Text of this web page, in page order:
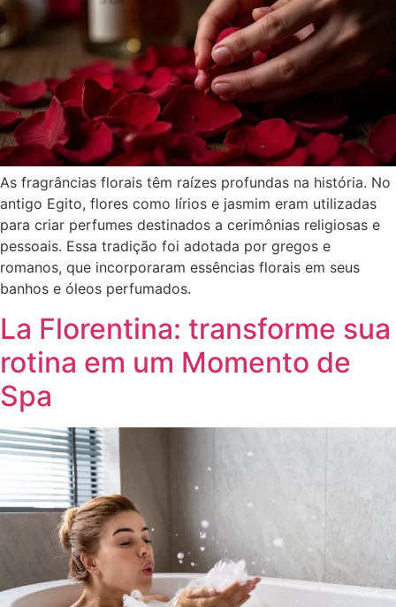
As fragrâncias florais têm raízes profundas na história. No
antigo Egito, flores como lírios e jasmim eram utilizadas
para criar perfumes destinados a cerimônias religiosas e
pessoais. Essa tradição foi adotada por gregos e
romanos, que incorporaram essências florais em seus
banhos e óleos perfumados.
La Florentina: transforme sua
rotina em um Momento de
Spa